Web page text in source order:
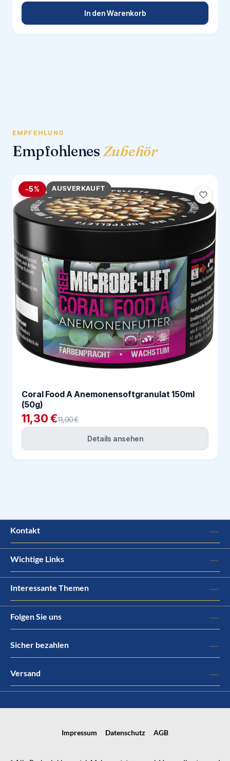
In den Warenkorb
EMPFEHLUNG
Empfohlenes Zubehör
-5% AUSVERKAUFT
Coral Food A Anemonensoftgranulat 150ml
(50g)
11,30 €11,90 €
Details ansehen
Kontakt
Wichtige Links
Interessante Themen
Folgen Sie uns
Sicher bezahlen
Versand
Impressum Datenschutz AGB